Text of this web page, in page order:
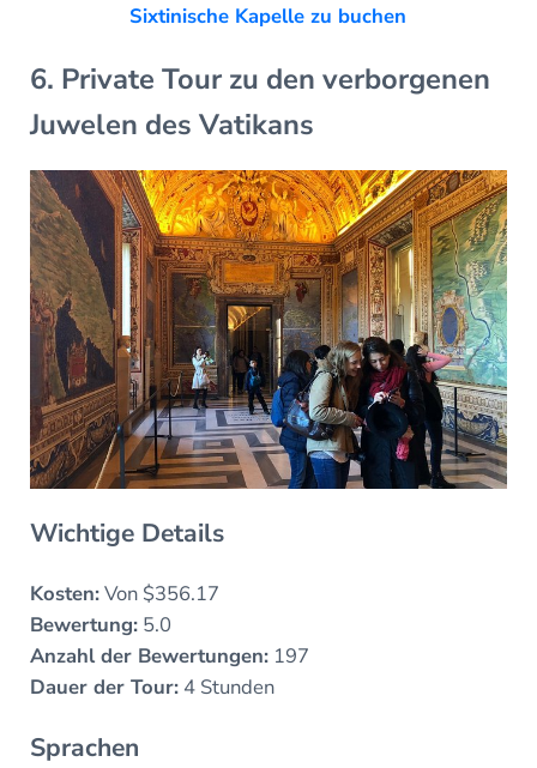
Sixtinische Kapelle zu buchen
6. Private Tour zu den verborgenen
Juwelen des Vatikans
Wichtige Details
Kosten:Von $356.17
Bewertung:5.0
Anzahl der Bewertungen:197
Dauer der Tour:4 Stunden
Sprachen